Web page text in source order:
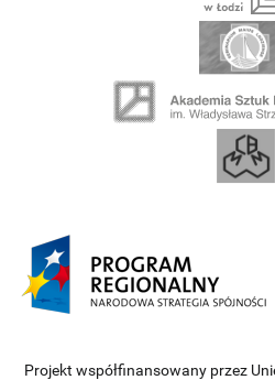
Projekt współfinansowany przez